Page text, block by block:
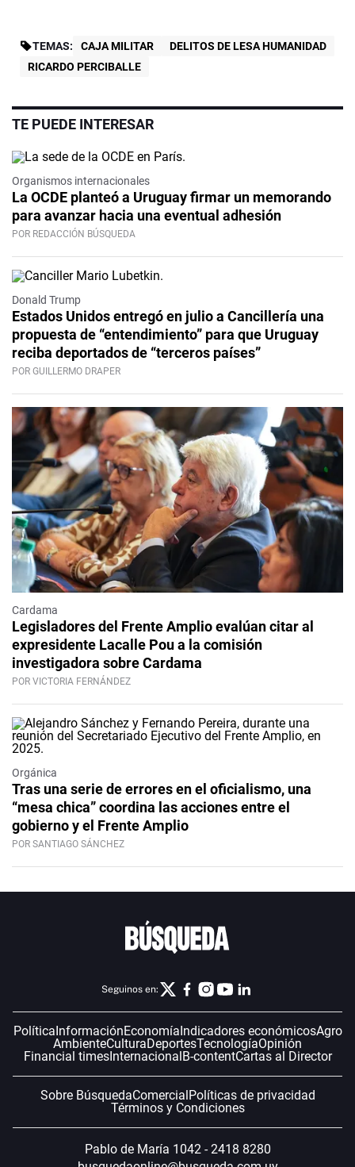
TEMAS: CAJA MILITAR
DELITOS DE LESA HUMANIDAD
RICARDO PERCIBALLE
TE PUEDE INTERESAR
Organismos internacionales
La OCDE planteó a Uruguay firmar un memorando
para avanzar hacia una eventual adhesión
POR REDACCIÓN BÚSQUEDA
Donald Trump
Estados Unidos entregó en julio a Cancillería una
propuesta de “entendimiento” para que Uruguay
reciba deportados de “terceros países”
POR GUILLERMO DRAPER
Cardama
Legisladores del Frente Amplio evalúan citar al
expresidente Lacalle Pou a la comisión
investigadora sobre Cardama
POR VICTORIA FERNÁNDEZ
Orgánica
Tras una serie de errores en el oficialismo, una
“mesa chica” coordina las acciones entre el
gobierno y el Frente Amplio
POR SANTIAGO SÁNCHEZ
Seguinos en:
PolíticaInformaciónEconomíaIndicadores económicosAgro
AmbienteCulturaDeportesTecnologíaOpinión
Financial timesInternacionalB-contentCartas al Director
Sobre BúsquedaComercialPolíticas de privacidad
Términos y Condiciones
Pablo de María 1042 - 2418 8280